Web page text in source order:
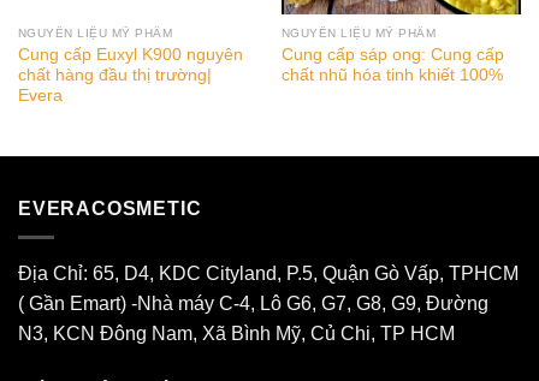
NGUYÊN LIỆU MỸ PHẨM
Cung cấp Euxyl K900 nguyên
chất hàng đầu thị trường|
Evera
NGUYÊN LIỆU MỸ PHẨM
Cung cấp sáp ong: Cung cấp
chất nhũ hóa tinh khiết 100%
EVERACOSMETIC
Địa Chỉ: 65, D4, KDC Cityland, P.5, Quận Gò Vấp, TPHCM
( Gần Emart) -Nhà máy C-4, Lô G6, G7, G8, G9, Đường
N3, KCN Đông Nam, Xã Bình Mỹ, Củ Chi, TP HCM